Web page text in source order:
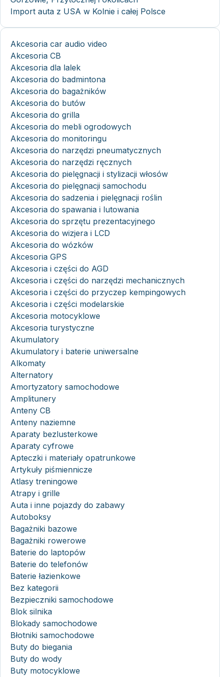
Import auta z USA w Kolnie i całej Polsce
Akcesoria car audio video
Akcesoria CB
Akcesoria dla lalek
Akcesoria do badmintona
Akcesoria do bagażników
Akcesoria do butów
Akcesoria do grilla
Akcesoria do mebli ogrodowych
Akcesoria do monitoringu
Akcesoria do narzędzi pneumatycznych
Akcesoria do narzędzi ręcznych
Akcesoria do pielęgnacji i stylizacji włosów
Akcesoria do pielęgnacji samochodu
Akcesoria do sadzenia i pielęgnacji roślin
Akcesoria do spawania i lutowania
Akcesoria do sprzętu prezentacyjnego
Akcesoria do wizjera i LCD
Akcesoria do wózków
Akcesoria GPS
Akcesoria i części do AGD
Akcesoria i części do narzędzi mechanicznych
Akcesoria i części do przyczep kempingowych
Akcesoria i części modelarskie
Akcesoria motocyklowe
Akcesoria turystyczne
Akumulatory
Akumulatory i baterie uniwersalne
Alkomaty
Alternatory
Amortyzatory samochodowe
Amplitunery
Anteny CB
Anteny naziemne
Aparaty bezlusterkowe
Aparaty cyfrowe
Apteczki i materiały opatrunkowe
Artykuły piśmiennicze
Atlasy treningowe
Atrapy i grille
Auta i inne pojazdy do zabawy
Autoboksy
Bagażniki bazowe
Bagażniki rowerowe
Baterie do laptopów
Baterie do telefonów
Baterie łazienkowe
Bez kategorii
Bezpieczniki samochodowe
Blok silnika
Blokady samochodowe
Błotniki samochodowe
Buty do biegania
Buty do wody
Buty motocyklowe